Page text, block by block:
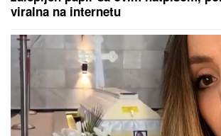
DOJAVA O BOMBI NA AUTOBUSKOJ